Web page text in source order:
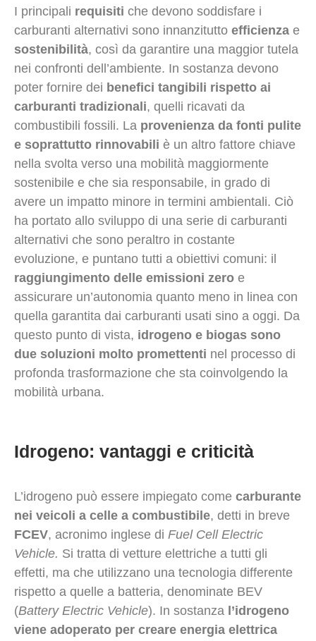
I principali requisiti che devono soddisfare i
carburanti alternativi sono innanzitutto efficienza e
sostenibilità, così da garantire una maggior tutela
nei confronti dell’ambiente. In sostanza devono
poter fornire dei benefici tangibili rispetto ai
carburanti tradizionali, quelli ricavati da
combustibili fossili. La provenienza da fonti pulite
e soprattutto rinnovabili è un altro fattore chiave
nella svolta verso una mobilità maggiormente
sostenibile e che sia responsabile, in grado di
avere un impatto minore in termini ambientali. Ciò
ha portato allo sviluppo di una serie di carburanti
alternativi che sono peraltro in costante
evoluzione, e puntano tutti a obiettivi comuni: il
raggiungimento delle emissioni zero e
assicurare un’autonomia quanto meno in linea con
quella garantita dai carburanti usati sino a oggi. Da
questo punto di vista, idrogeno e biogas sono
due soluzioni molto promettenti nel processo di
profonda trasformazione che sta coinvolgendo la
mobilità urbana.
Idrogeno: vantaggi e criticità
L’idrogeno può essere impiegato come carburante
nei veicoli a celle a combustibile, detti in breve
FCEV, acronimo inglese di Fuel Cell Electric
Vehicle. Si tratta di vetture elettriche a tutti gli
effetti, ma che utilizzano una tecnologia differente
rispetto a quelle a batteria, denominate BEV
(Battery Electric Vehicle). In sostanza l’idrogeno
viene adoperato per creare energia elettrica